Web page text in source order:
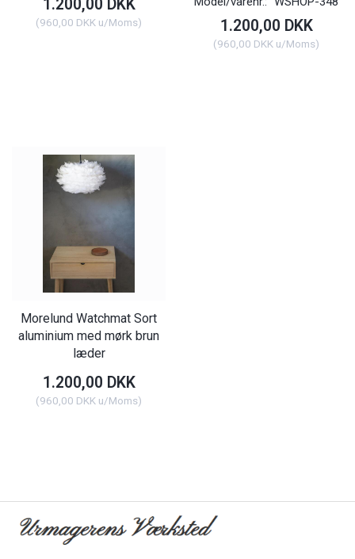
1.200,00 DKK
(960,00 DKK u/Moms) 1.200,00 DKK
(960,00 DKK u/Moms)
Morelund Watchmat Sort
aluminium med mørk brun
læder
1.200,00 DKK
(960,00 DKK u/Moms)